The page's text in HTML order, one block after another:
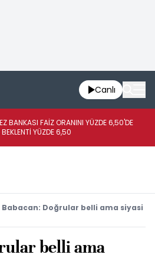
Canlı
BANKASI FAİZ ORANINI YÜZDE 6,50'DE
YÜZDE 6,50
Babacan: Doğrular belli ama siyasi
belli ama